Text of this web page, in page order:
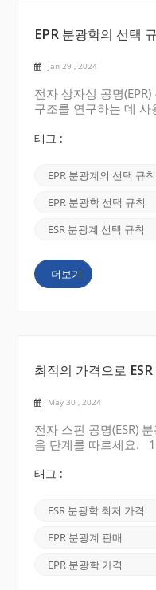
EPR 분광학의 선택
Jan 29 , 2024
전자 상자성 공명
구조를 연구하는 데
에 대한 귀중한 통찰력
하거나 금지하는 조건
을 이해하는 것은 데
미 있는 정보 추출에
규칙입니다. 전자 점
다. m_s 값은 외부 자
나타냅니다. 이러한 이
행으로 또는...
태그 :
EPR 분광계의 선택 규칙
EPR 분광학 선택 규칙
ESR 분광계 선택 규칙
더보기
최적의 가격으로
May 30 , 2024
전자 스핀 공명(ESR)
음 단계를 따르세요.
(ESR) 분광학 최저가'
명하면 아래와 같이
기를 쉽게 찾을 수 있
이스 탐색 과학 장비
분광학을 포함한 다양
태그 :
ESR 분광학 최저 가격
EPR 분광계 판매
EPR 분광학 가격